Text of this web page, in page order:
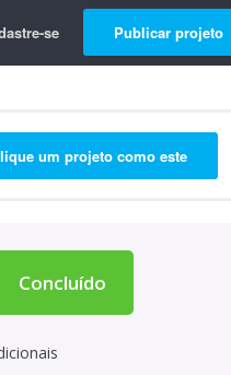
se Publicar projeto
um projeto como este
Concluído